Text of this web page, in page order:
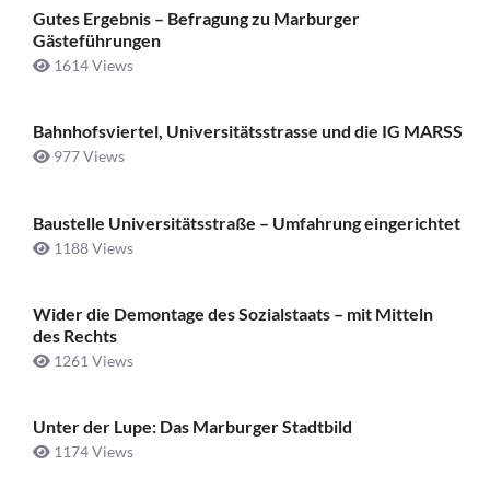
Gutes Ergebnis – Befragung zu Marburger
Gästeführungen
1614 Views
Bahnhofsviertel, Universitätsstrasse und die IG MARSS
977 Views
Baustelle Universitätsstraße ­– Umfahrung eingerichtet
1188 Views
Wider die Demontage des Sozialstaats – mit Mitteln
des Rechts
1261 Views
Unter der Lupe: Das Marburger Stadtbild
1174 Views